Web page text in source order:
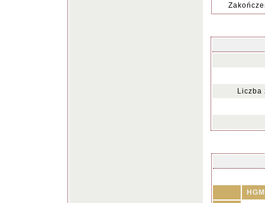
Liczba
HGM